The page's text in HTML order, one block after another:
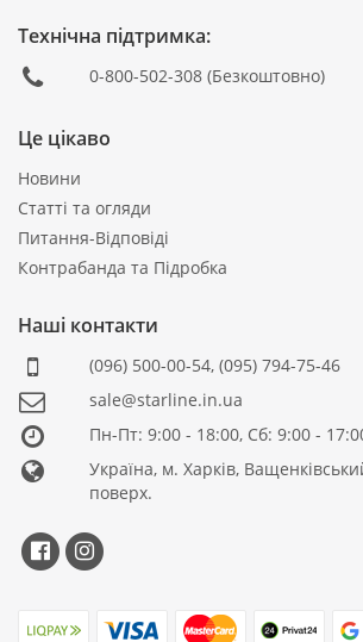
Технічна підтримка:
0-800-502-308(Безкоштовно)
Це цікаво
Новини
Статті та огляди
Питання-Відповіді
Контрабанда та Підробка
Наші контакти
(096) 500-00-54, (095) 794-75-46
sale@starline.in.ua
Пн-Пт: 9:00 - 18:00, Сб: 9:00 -
Україна, м. Харків,
поверх.